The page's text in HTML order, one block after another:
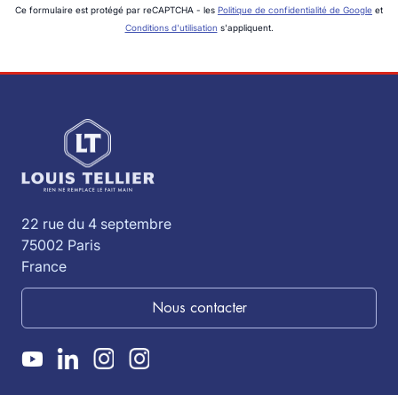
Ce formulaire est protégé par reCAPTCHA - les Politique de confidentialité de Google et
Conditions d'utilisation s'appliquent.
22 rue du 4 septembre
75002 Paris
France
Nous contacter